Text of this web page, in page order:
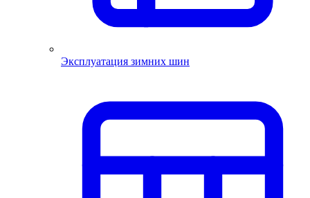
Эксплуатация зимних шин